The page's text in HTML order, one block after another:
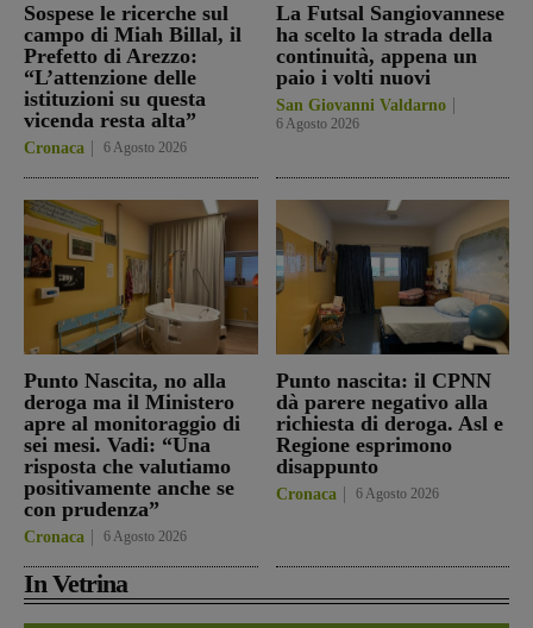
Sospese le ricerche sul
campo di Miah Billal, il
Prefetto di Arezzo:
“L’attenzione delle
istituzioni su questa
vicenda resta alta”
Cronaca 6 Agosto 2026
La Futsal Sangiovannese
ha scelto la strada della
continuità, appena un
paio i volti nuovi
San Giovanni Valdarno
6 Agosto 2026
Punto Nascita, no alla
deroga ma il Ministero
apre al monitoraggio di
sei mesi. Vadi: “Una
risposta che valutiamo
positivamente anche se
con prudenza”
Cronaca 6 Agosto 2026
Punto nascita: il CPNN
dà parere negativo alla
richiesta di deroga. Asl e
Regione esprimono
disappunto
Cronaca 6 Agosto 2026
In Vetrina